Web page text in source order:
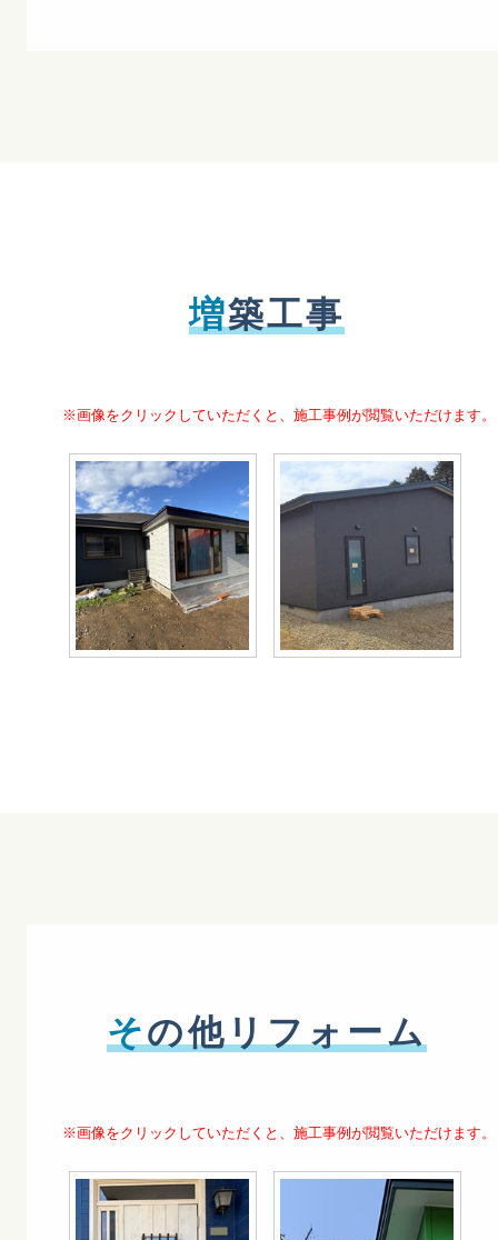
増築工事
※画像をクリックしていただくと、施工事例が閲覧いただけます。
その他リフォーム
※画像をクリックしていただくと、施工事例が閲覧いただけます。